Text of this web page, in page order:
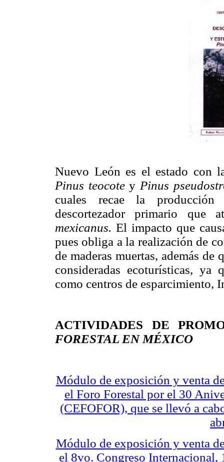
Nuevo León es el estado con
Pinus teocotey Pinus
cuales recae la
descortezador primario
mexicanus. El impacto que
pues obliga a la realización de
de maderas muertas, además de
consideradas ecoturísticas, ya
como centros de esparcimiento,
ACTIVIDADES DE
FORESTAL EN MÉXICO
Módulo de exposición y venta
el Foro Forestal por el 30
(CEFOFOR), que se llevó a
Módulo de exposición y venta
el 8vo. Congreso Internacional,